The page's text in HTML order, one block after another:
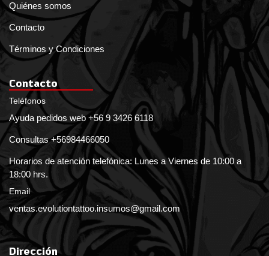
Quiénes somos
Contacto
Términos y Condiciones
Contacto
Teléfonos
Ayuda pedidos web +56 9 3426 6118
Consultas +56984466050
Horarios de atención telefónica: Lunes a Viernes de 10:00 a
18:00 hrs.
Email
ventas.evolutiontattoo.insumos@gmail.com
Dirección